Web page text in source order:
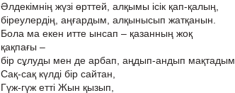
Әлдекімнің жүзі өрттей, алқымы ісік қап-қалың,
біреулердің, аңғардым, алқынысып жатқанын.
Бола ма екен итте ынсап – қазанның жоқ
қақпағы –
бір сұлуды мен де арбап, аңдып-андып мақтадым.
Сақ-сақ күлді бір сайтан,
Гүж-гүж етті Жын қызып,